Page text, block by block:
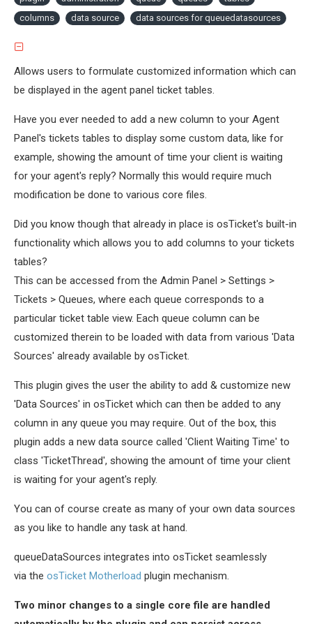
columns
data source data sources for queuedatasources
Allows users to formulate customized information which can
be displayed in the agent panel ticket tables.
Have you ever needed to add a new column to your Agent
Panel's tickets tables to display some custom data, like for
example, showing the amount of time your client is waiting
for your agent's reply? Normally this would require much
modification be done to various core files.
Did you know though that already in place is osTicket's built-in
functionality which allows you to add columns to your tickets
tables?
This can be accessed from the Admin Panel > Settings >
Tickets > Queues, where each queue corresponds to a
particular ticket table view. Each queue column can be
customized therein to be loaded with data from various 'Data
Sources' already available by osTicket.
This plugin gives the user the ability to add & customize new
'Data Sources' in osTicket which can then be added to any
column in any queue you may require. Out of the box, this
plugin adds a new data source called 'Client Waiting Time' to
class 'TicketThread', showing the amount of time your client
is waiting for your agent's reply.
You can of course create as many of your own data sources
as you like to handle any task at hand.
queueDataSources integrates into osTicket seamlessly
via the osTicket Motherload plugin mechanism.
Two minor changes to a single core file are handled